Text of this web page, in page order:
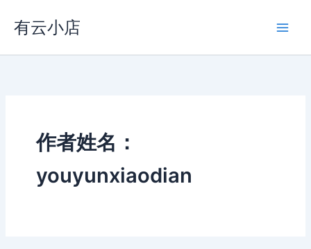
容
有云小店
作者姓名：
youyunxiaodian